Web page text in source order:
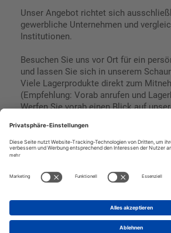
Unser Angebot richtet sich
gewerbliche Unternehmen und
Institutionen.
Besuchen Sie uns vor Ort für ein
und lassen Sie sich in unserem
Viele Lagerprodukte direkt zum
(Empfehlung: Vorab anrufen und
Werfen Sie vorab einen Blick auf
Impressum
Datenschutz
SEPA